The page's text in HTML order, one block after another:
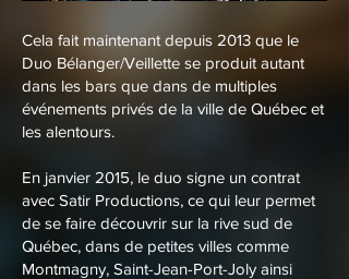
Cela fait maintenant depuis 2013 que le
Duo Bélanger/Veillette se produit autant
dans les bars que dans de multiples
événements privés de la ville de Québec et
les alentours.
En janvier 2015, le duo signe un contrat
avec Satir Productions, ce qui leur permet
de se faire découvrir sur la rive sud de
Québec, dans de petites villes comme
Montmagny, Saint-Jean-Port-Joly ainsi